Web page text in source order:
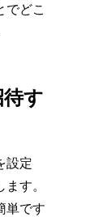
でどこ
す
設定
す。
単です